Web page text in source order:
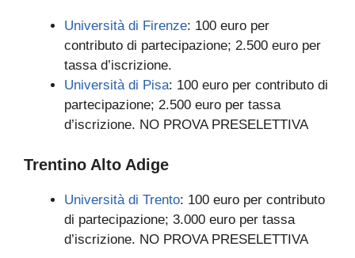
Università di Firenze: 100 euro per
contributo di partecipazione; 2.500 euro per
tassa d’iscrizione.
Università di Pisa: 100 euro per contributo di
partecipazione; 2.500 euro per tassa
d’iscrizione. NO PROVA PRESELETTIVA
Trentino Alto Adige
Università di Trento: 100 euro per contributo
di partecipazione; 3.000 euro per tassa
d’iscrizione. NO PROVA PRESELETTIVA